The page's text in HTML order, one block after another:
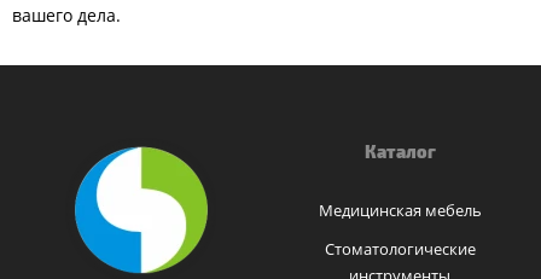
вашего дела.
Каталог
Медицинская мебель
Стоматологические